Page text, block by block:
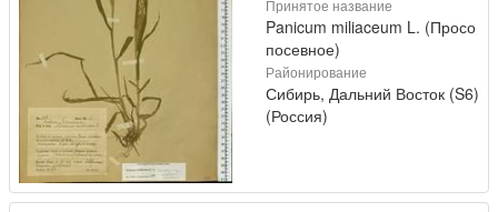
Принятое название
Panicum miliaceum L. (Просо
посевное)
Районирование
Сибирь, Дальний Восток (S6)
(Россия)